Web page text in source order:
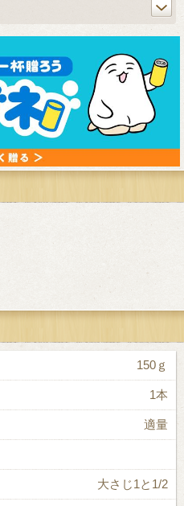
150ｇ
1本
適量
大さじ1と1/2